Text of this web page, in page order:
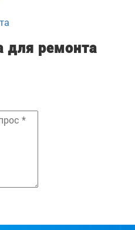
для ремонта